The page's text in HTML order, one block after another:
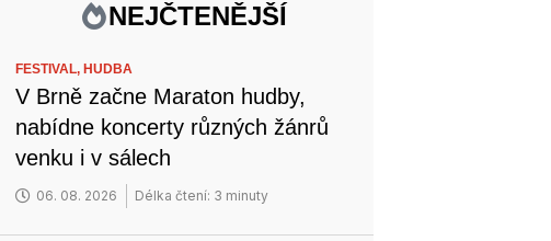
NEJČTENĚJŠÍ
FESTIVAL, HUDBA
V Brně začne Maraton hudby,
nabídne koncerty různých žánrů
venku i v sálech
06. 08. 2026 Délka čtení: 3 minuty